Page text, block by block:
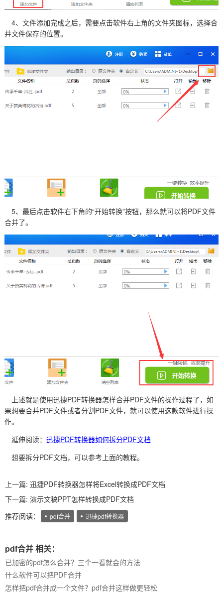
4、文件添加完成之后，需要点击软件右上角的文件夹图标，选择合
并文件保存的位置。
5、最后点击软件右下角的“开始转换”按钮，那么就可以将PDF文件
合并了。
上述就是使用迅捷PDF转换器怎样合并PDF文件的操作过程了，如
果想要合并PDF文件或者分割PDF文件，就可以使用这款软件进行操
作。
延伸阅读： 迅捷PDF转换器如何拆分PDF文档
想要拆分PDF文档，可以参考上面的教程。
上一篇: 迅捷PDF转换器怎样将Excel转换成PDF文档
下一篇: 演示文稿PPT怎样转换成PDF文档
推荐阅读：
pdf合并 迅捷pdf转换器
pdf合并 相关：
已加密的pdf怎么合并？三个一看就会的方法
什么软件可以把PDF合并
怎样把pdf合并成一个文件？pdf合并这样做更轻松